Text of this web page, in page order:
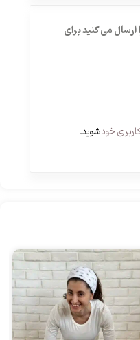
می کنید برای
خودشوید.